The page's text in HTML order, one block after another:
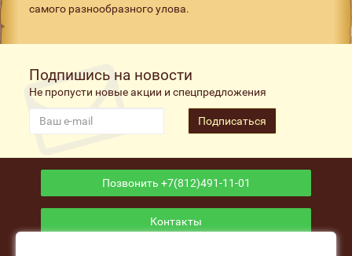
самого разнообразного улова.
Подпишись на новости
Не пропусти новые акции и спецпредложения
Подписаться
Позвонить +7(812)491-11-01
Контакты